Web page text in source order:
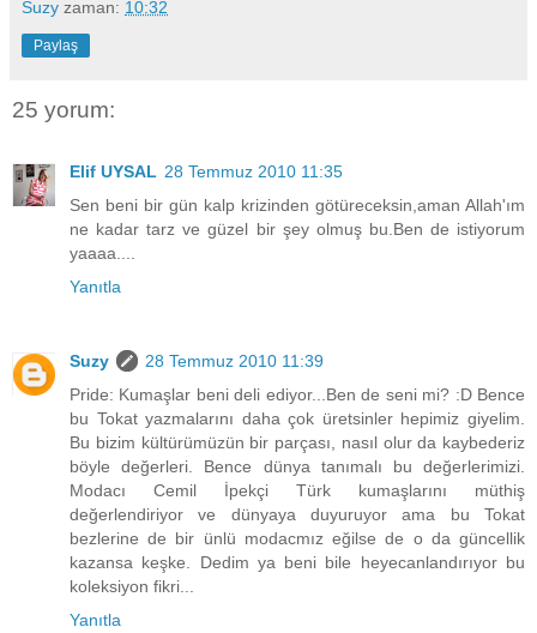
Suzy zaman: 10:32
Paylaş
25 yorum:
Elif UYSAL 28 Temmuz 2010 11:35
Sen beni bir gün kalp krizinden götüreceksin,aman Allah'ım
ne kadar tarz ve güzel bir şey olmuş bu.Ben de istiyorum
yaaaa....
Yanıtla
Suzy
28 Temmuz 2010 11:39
Pride: Kumaşlar beni deli ediyor...Ben de seni mi? :D Bence
bu Tokat yazmalarını daha çok üretsinler hepimiz giyelim.
Bu bizim kültürümüzün bir parçası, nasıl olur da kaybederiz
böyle değerleri. Bence dünya tanımalı bu değerlerimizi.
Modacı Cemil İpekçi Türk kumaşlarını müthiş
değerlendiriyor ve dünyaya duyuruyor ama bu Tokat
bezlerine de bir ünlü modacmız eğilse de o da güncellik
kazansa keşke. Dedim ya beni bile heyecanlandırıyor bu
koleksiyon fikri...
Yanıtla